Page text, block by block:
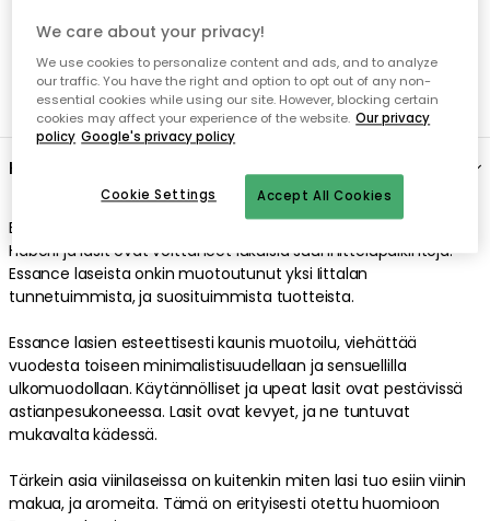
We care about your privacy!
We use cookies to personalize content and ads, and to analyze
our traffic. You have the right and option to opt out of any non-
essential cookies while using our site. However, blocking certain
cookies may affect your experience of the website. Our privacy
policy Google's privacy policy
Accept All Cookies
Cookie Settings